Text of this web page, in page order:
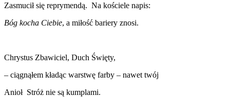
Zasmucił się reprymendą. Na kościele napis:
Bóg kocha Ciebie, a miłość bariery znosi.
Chrystus Zbawiciel, Duch Święty,
– ciągnąłem kładąc warstwę farby – nawet twój
Anioł Stróż nie są kumplami.